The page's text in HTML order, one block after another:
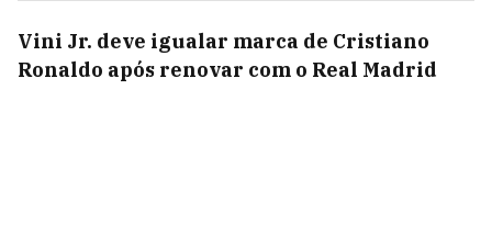
Vini Jr. deve igualar marca de Cristiano
Ronaldo após renovar com o Real Madrid